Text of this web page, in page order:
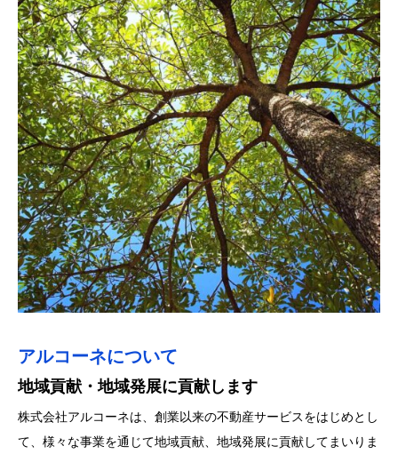
アルコーネについて
地域貢献・地域発展に貢献します
株式会社アルコーネは、創業以来の不動産サービスをはじめとし
て、様々な事業を通じて地域貢献、地域発展に貢献してまいりま
会社情報
株式会社アルコーネは、1975年の創業以来、鈴鹿市高岡台に拠
点をおき、事業を続けてまいりました。当社情報につきまして
は、下記のページをご覧ください。
SDGsへの対応
アルコーネは、「私たちは、新しい価値の創造を通じ、社会から
の期待に応え、 魅力あふれる人と地域の発展を目指す」を基本
理念に掲げています。理念の実現に向け、選択肢を広げること最
アクセス
どうぞお気軽にお越しください
高岡台の社屋については下記のページでご案内しております。お
電話やメールもお待ちしております。